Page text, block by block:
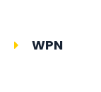
WPN